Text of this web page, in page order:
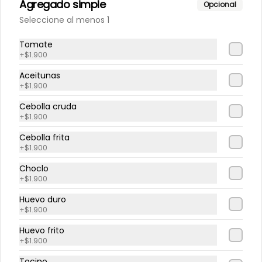
$9.800
Hamburguesa cross
Hamburguesa, queso, tomate,
pepinillo, cebolla cruda, mayo,
kétchup.
$9.500
Hamburguesa express
Hamburguesa, queso, tocino.
$9.500
Agregado simple Opcional
Seleccione al menos 1
Tomate
+$1.900
Aceitunas
+$1.900
Cebolla cruda
+$1.900
Cebolla frita
+$1.900
Choclo
+$1.900
Huevo duro
+$1.900
Huevo frito
+$1.900